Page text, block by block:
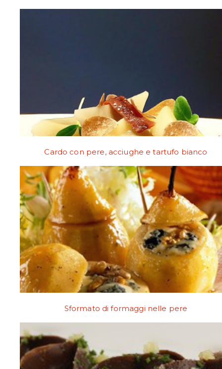
Cardo con pere, acciughe e tartufo bianco
Sformato di formaggi nelle pere